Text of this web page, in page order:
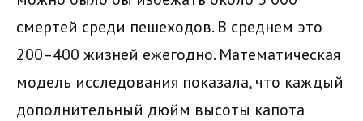
смертей среди пешеходов. В среднем это
200–400 жизней ежегодно. Математическая
модель исследования показала, что каждый
дополнительный дюйм высоты капота